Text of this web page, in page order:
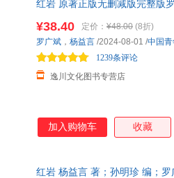
红岩 原著正版无删减版完整版
¥38.40 定价： ¥48.00 (8折)
逸川文化图书专营店
1239条评论
罗广斌 ， 杨益言 /2024-08-01 /中国
加入购物车 收藏
红岩 杨益言 著；孙明珍 编；罗